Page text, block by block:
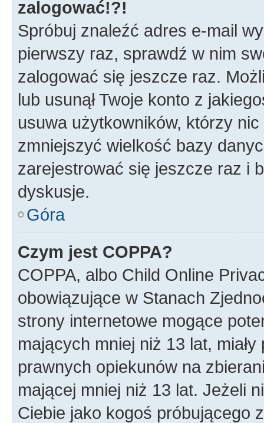
zalogować!?!
Spróbuj znaleźć adres e-mail
pierwszy raz, sprawdź w nim
zalogować się jeszcze raz.
lub usunął Twoje konto z
usuwa użytkowników, którzy
zmniejszyć wielkość bazy
zarejestrować się jeszcze raz i
dyskusje.
Góra
Czym jest COPPA?
COPPA, albo Child Online
obowiązujące w Stanach
strony internetowe mogące
mających mniej niż 13 lat,
prawnych opiekunów na
mającej mniej niż 13 lat. Jeżeli
Ciebie jako kogoś próbującego